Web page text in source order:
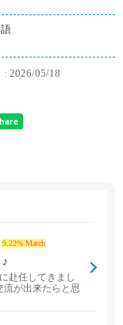
: 2026/05/18
9.22% Match
赴任してきまし
流が出来たらと思